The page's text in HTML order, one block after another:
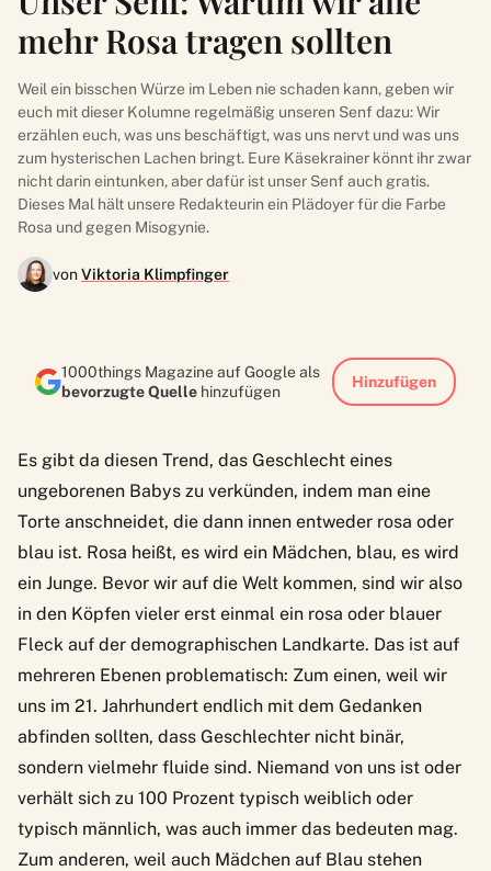
mehr Rosa tragen sollten
Weil ein bisschen Würze im Leben nie schaden kann, geben wir
euch mit dieser Kolumne regelmäßig unseren Senf dazu: Wir
erzählen euch, was uns beschäftigt, was uns nervt und was uns
zum hysterischen Lachen bringt. Eure Käsekrainer könnt ihr zwar
nicht darin eintunken, aber dafür ist unser Senf auch gratis.
Dieses Mal hält unsere Redakteurin ein Plädoyer für die Farbe
Rosa und gegen Misogynie.
vonViktoria Klimpfinger
1000things Magazine auf Google als
bevorzugte Quelle hinzufügen
Hinzufügen
Es gibt da diesen Trend, das Geschlecht eines
ungeborenen Babys zu verkünden, indem man eine
Torte anschneidet, die dann innen entweder rosa oder
blau ist. Rosa heißt, es wird ein Mädchen, blau, es wird
ein Junge. Bevor wir auf die Welt kommen, sind wir also
in den Köpfen vieler erst einmal ein rosa oder blauer
Fleck auf der demographischen Landkarte. Das ist auf
mehreren Ebenen problematisch: Zum einen, weil wir
uns im 21. Jahrhundert endlich mit dem Gedanken
abfinden sollten, dass Geschlechter nicht binär,
sondern vielmehr fluide sind. Niemand von uns ist oder
verhält sich zu 100 Prozent typisch weiblich oder
typisch männlich, was auch immer das bedeuten mag.
Zum anderen, weil auch Mädchen auf Blau stehen